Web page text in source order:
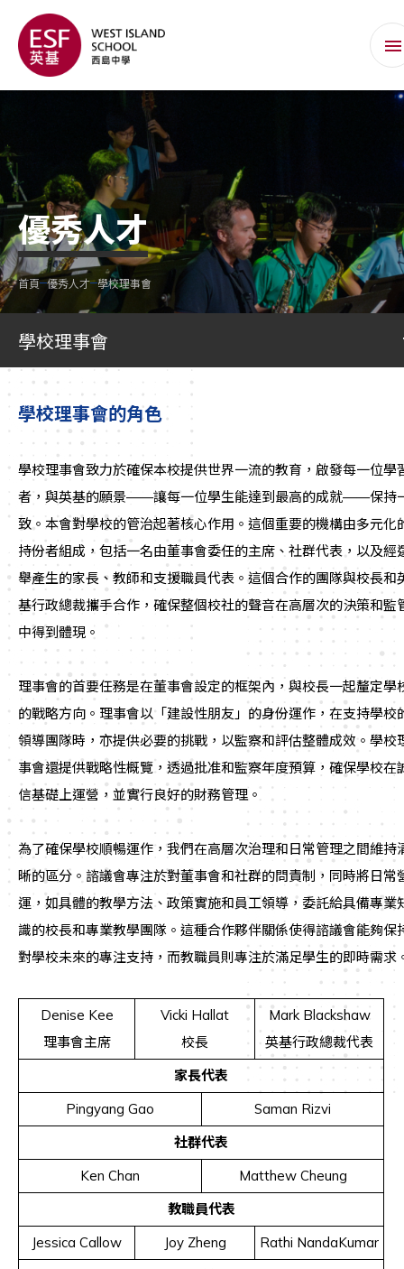
優秀人才
首頁 優秀人才 學校理事會
學校理事會
學校理事會的角色
學校理事會致力於確保本校提供世界一流的教育，啟發每一位學
者，與英基的願景——讓每一位學生能達到最高的成就——保持
致。本會對學校的管治起著核心作用。這個重要的機構由多元化
持份者組成，包括一名由董事會委任的主席、社群代表，以及經
舉產生的家長、教師和支援職員代表。這個合作的團隊與校長和
基行政總裁攜手合作，確保整個校社的聲音在高層次的決策和監
中得到體現。
理事會的首要任務是在董事會設定的框架內，與校長一起釐定學
的戰略方向。理事會以「建設性朋友」的身份運作，在支持學校
領導團隊時，亦提供必要的挑戰，以監察和評估整體成效。學校
事會還提供戰略性概覽，透過批准和監察年度預算，確保學校在
信基礎上運營，並實行良好的財務管理。
為了確保學校順暢運作，我們在高層次治理和日常管理之間維持
晰的區分。諮議會專注於對董事會和社群的問責制，同時將日常
運，如具體的教學方法、政策實施和員工領導，委託給具備專業
識的校長和專業教學團隊。這種合作夥伴關係使得諮議會能夠保
對學校未來的專注支持，而教職員則專注於滿足學生的即時需求
Denise Kee
理事會主席
Vicki Hallat
校長
Mark Blackshaw
英基行政總裁代表
家長代表
Pingyang Gao
Saman Rizvi
社群代表
Ken Chan
Matthew Cheung
教職員代表
Jessica Callow
Joy Zheng
Rathi NandaKumar